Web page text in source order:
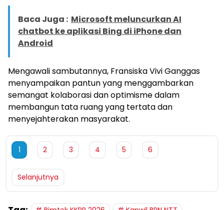
Baca Juga : Microsoft meluncurkan AI
chatbot ke aplikasi Bing di iPhone dan
Android
Mengawali sambutannya, Fransiska Vivi Ganggas
menyampaikan pantun yang menggambarkan
semangat kolaborasi dan optimisme dalam
membangun tata ruang yang tertata dan
menyejahterakan masyarakat.
1 2 3 4 5 6
Selanjutnya